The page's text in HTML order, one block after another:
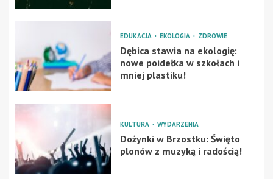
EDUKACJA EKOLOGIA ZDROWIE
Dębica stawia na ekologię:
nowe poidełka w szkołach i
mniej plastiku!
KULTURA WYDARZENIA
Dożynki w Brzostku: Święto
plonów z muzyką i radością!